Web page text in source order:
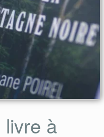
à